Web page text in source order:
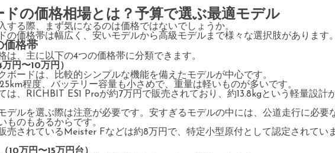
ドの価格相場とは？予算で選ぶ最適モデル
する際、まず気になるのは価格ではないでしょうか。
の価格帯は幅広く、安いモデルから高級モデルまで様々な選択肢があります。
価格帯
は、主に以下の4つの価格帯に分類できます。
円〜10万円）
ボードは、比較的シンプルな機能を備えたモデルが中心です。
程度、バッテリー容量も小さめで、重量は軽いものが多いです。
は、RICHBIT ES1 Proが約7万円で販売されており、約13.8kgという軽量設計
デルを選ぶ際は注意が必要です。安すぎるモデルの中には、公道走行に必要
ものもあるからです。
売されているMeister Fなどは約8万円で、特定小型原付として認定されてい